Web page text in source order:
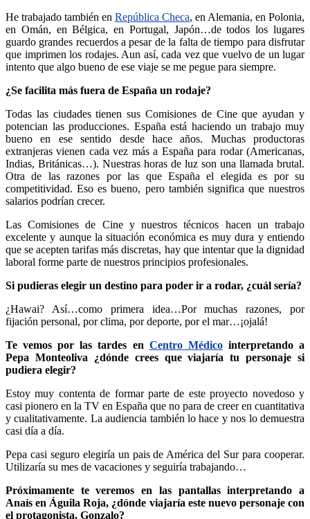
He trabajado también en República Checa, en Alemania, en Polonia,
en Omán, en Bélgica, en Portugal, Japón…de todos los lugares
guardo grandes recuerdos a pesar de la falta de tiempo para disfrutar
que imprimen los rodajes. Aun así, cada vez que vuelvo de un lugar
intento que algo bueno de ese viaje se me pegue para siempre.
¿Se facilita más fuera de España un rodaje?
Todas las ciudades tienen sus Comisiones de Cine que ayudan y
potencian las producciones. España está haciendo un trabajo muy
bueno en ese sentido desde hace años. Muchas productoras
extranjeras vienen cada vez más a España para rodar (Americanas,
Indias, Británicas…). Nuestras horas de luz son una llamada brutal.
Otra de las razones por las que España el elegida es por su
competitividad. Eso es bueno, pero también significa que nuestros
salarios podrían crecer.
Las Comisiones de Cine y nuestros técnicos hacen un trabajo
excelente y aunque la situación económica es muy dura y entiendo
que se acepten tarifas más discretas, hay que intentar que la dignidad
laboral forme parte de nuestros principios profesionales.
Si pudieras elegir un destino para poder ir a rodar, ¿cuál sería?
¿Hawai? Así…como primera idea…Por muchas razones, por
fijación personal, por clima, por deporte, por el mar…¡ojalá!
Te vemos por las tardes en Centro Médicointerpretando a
Pepa Monteoliva ¿dónde crees que viajaría tu personaje si
pudiera elegir?
Estoy muy contenta de formar parte de este proyecto novedoso y
casi pionero en la TV en España que no para de creer en cuantitativa
y cualitativamente. La audiencia también lo hace y nos lo demuestra
casi día a día.
Pepa casi seguro elegiría un pais de América del Sur para cooperar.
Utilizaría su mes de vacaciones y seguiría trabajando…
Próximamente te veremos en las pantallas interpretando a
Anaís en Águila Roja, ¿dónde viajaría este nuevo personaje con
el protagonista, Gonzalo?